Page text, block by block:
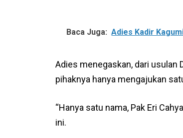
Baca Juga: Adies Kadir
Adies menegaskan, dari usulan
pihaknya hanya mengajukan
“Hanya satu nama, Pak Eri
ini.